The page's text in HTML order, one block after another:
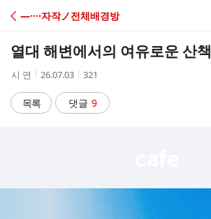
C
A
―····자작ノ전체배경방
열대 해변에서의 여유로운 산책
작
자
시 연
작
시
간
26.07.03
조
수
321
목록 댓글 9